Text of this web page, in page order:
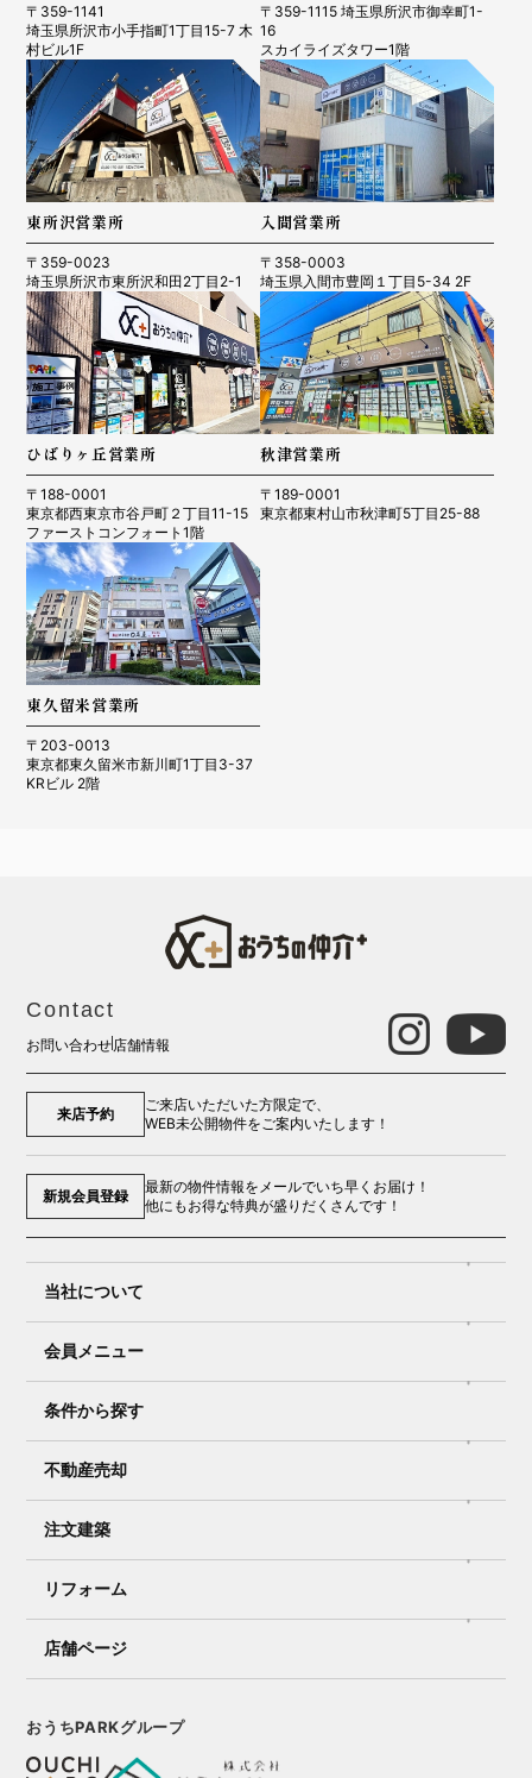
〒359-1141
埼玉県所沢市小手指町1丁目15-7 木
村ビル1F
〒359-1115 埼玉県所沢市御幸町1-
16
スカイライズタワー1階
東所沢営業所
〒359-0023
埼玉県所沢市東所沢和田2丁目2-1
入間営業所
〒358-0003
埼玉県入間市豊岡１丁目5-34 2F
ひばりヶ丘営業所
〒188-0001
東京都西東京市谷戸町２丁目11-15
ファーストコンフォート1階
秋津営業所
〒189-0001
東京都東村山市秋津町5丁目25-88
東久留米営業所
〒203-0013
東京都東久留米市新川町1丁目3-37
KRビル 2階
Contact
お問い合わせ 店舗情報
来店予約
ご来店いただいた方限定で、
WEB未公開物件をご案内いたします！
新規会員登録
最新の物件情報をメールでいち早くお届け！
他にもお得な特典が盛りだくさんです！
当社について
会員メニュー
条件から探す
不動産売却
注文建築
リフォーム
店舗ページ
おうちPARKグループ